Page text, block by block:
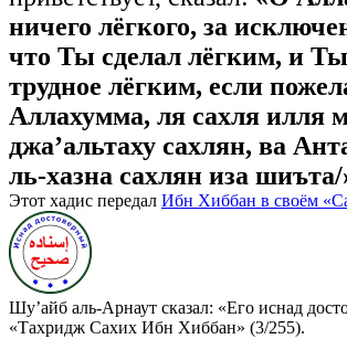
ничего лёгкого, за
что Ты сделал лёгким, и
трудное лёгким, если
Аллахумма, ля сахля илля
джа’альтаху сахлян, ва
ль-хазна сахлян иза шиъта/
Этот хадис передал Ибн Хиббан в своём
Шу’айб аль-Арнаут сказал: «Его иснад
«Тахридж Сахих Ибн Хиббан» (3/255).